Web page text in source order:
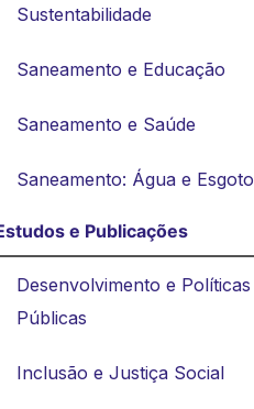
Sustentabilidade
Saneamento e Educação
Saneamento e Saúde
Saneamento: Água e Esgoto
e Publicações
Desenvolvimento e Políticas
Públicas
Inclusão e Justiça Social